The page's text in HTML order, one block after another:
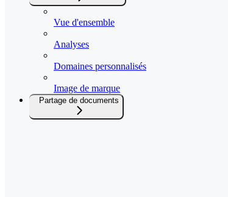
Vue d'ensemble
Analyses
Domaines personnalisés
Image de marque
Partage de documents